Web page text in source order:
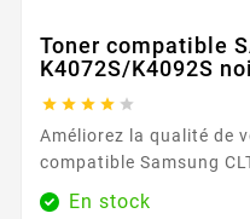
Toner compatible
K4072S/K4092S
    
Améliorez la qualité de
compatible Samsung
capacité d'impression
En stock